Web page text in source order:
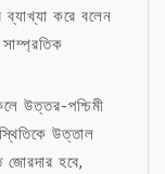
ব্যাখ্যা করে বলেন
উত্তর-পশ্চিমী
উত্তাল
হবে,